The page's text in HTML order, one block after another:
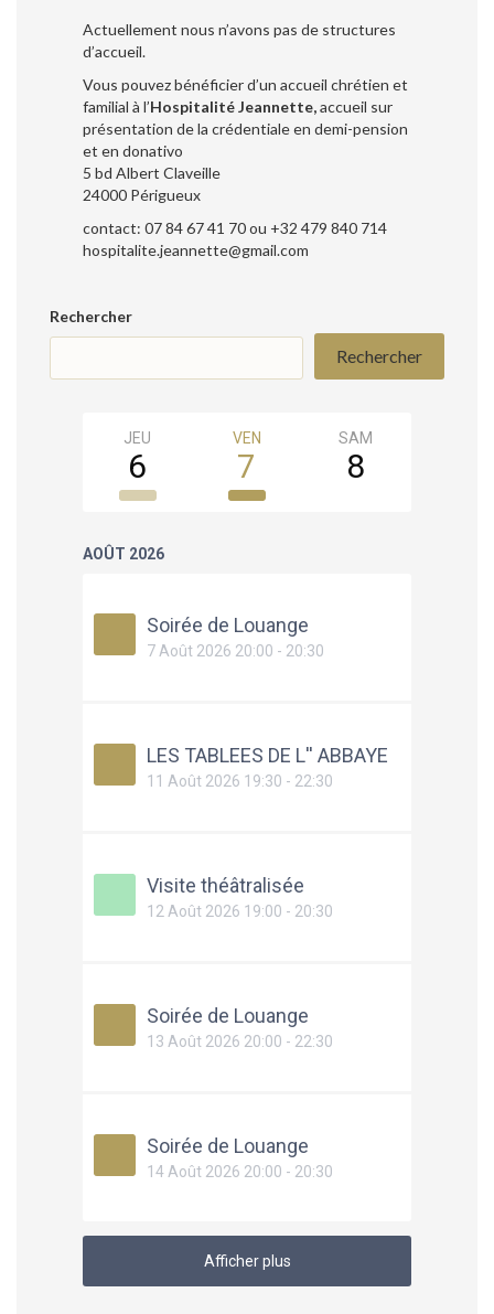
Actuellement nous n’avons pas de structures
d’accueil.
Vous pouvez bénéficier d’un accueil chrétien et
familial à l’Hospitalité Jeannette,accueil sur
présentation de la crédentiale en demi-pension
et en donativo
5 bd Albert Claveille
24000 Périgueux
contact: 07 84 67 41 70 ou +32 479 840 714
hospitalite.jeannette@gmail.com
Rechercher
Rechercher
JEU
6
VEN
7
SAM
8
AOÛT 2026
Soirée de Louange
7 Août 2026 20:00 - 20:30
LES TABLEES DE L'' ABBAYE
11 Août 2026 19:30 - 22:30
Visite théâtralisée
12 Août 2026 19:00 - 20:30
Soirée de Louange
13 Août 2026 20:00 - 22:30
Soirée de Louange
14 Août 2026 20:00 - 20:30
Afficher plus